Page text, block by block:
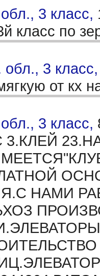
3 класс,
класс по
обл., 3
от кх
3 класс,
НАМИ